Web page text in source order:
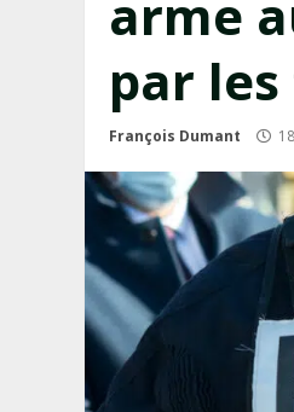
arme
par
François Dumant